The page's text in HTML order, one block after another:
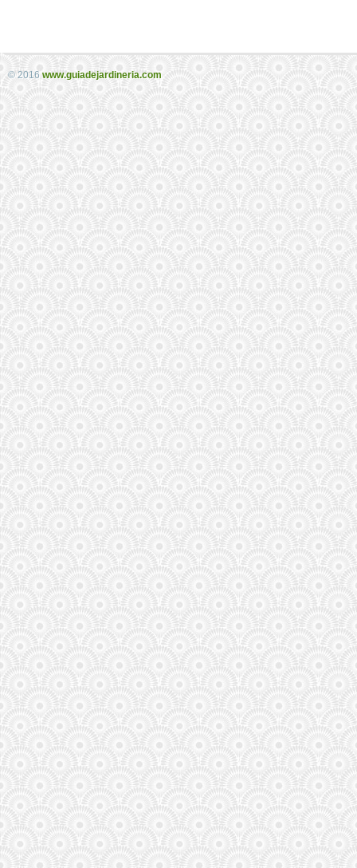
© 2016 www.guiadejardineria.com